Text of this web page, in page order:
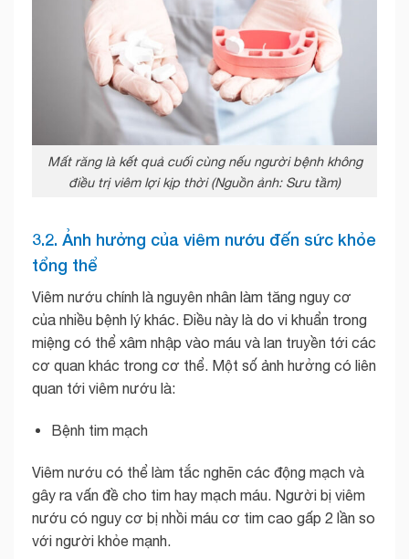
Mất răng là kết quả cuối cùng nếu người bệnh không
điều trị viêm lợi kịp thời (Nguồn ảnh: Sưu tầm)
3.2. Ảnh hưởng của viêm nướu đến sức khỏe
tổng thể
Viêm nướu chính là nguyên nhân làm tăng nguy cơ
của nhiều bệnh lý khác. Điều này là do vi khuẩn trong
miệng có thể xâm nhập vào máu và lan truyền tới các
cơ quan khác trong cơ thể. Một số ảnh hưởng có liên
quan tới viêm nướu là:
Bệnh tim mạch
Viêm nướu có thể làm tắc nghẽn các động mạch và
gây ra vấn đề cho tim hay mạch máu. Người bị viêm
nướu có nguy cơ bị nhồi máu cơ tim cao gấp 2 lần so
với người khỏe mạnh.